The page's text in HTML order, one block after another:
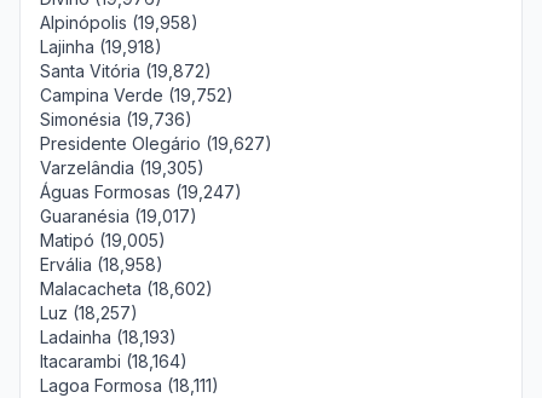
Alpinópolis (19,958)
Lajinha (19,918)
Santa Vitória (19,872)
Campina Verde (19,752)
Simonésia (19,736)
Presidente Olegário (19,627)
Varzelândia (19,305)
Águas Formosas (19,247)
Guaranésia (19,017)
Matipó (19,005)
Ervália (18,958)
Malacacheta (18,602)
Luz (18,257)
Ladainha (18,193)
Itacarambi (18,164)
Lagoa Formosa (18,111)